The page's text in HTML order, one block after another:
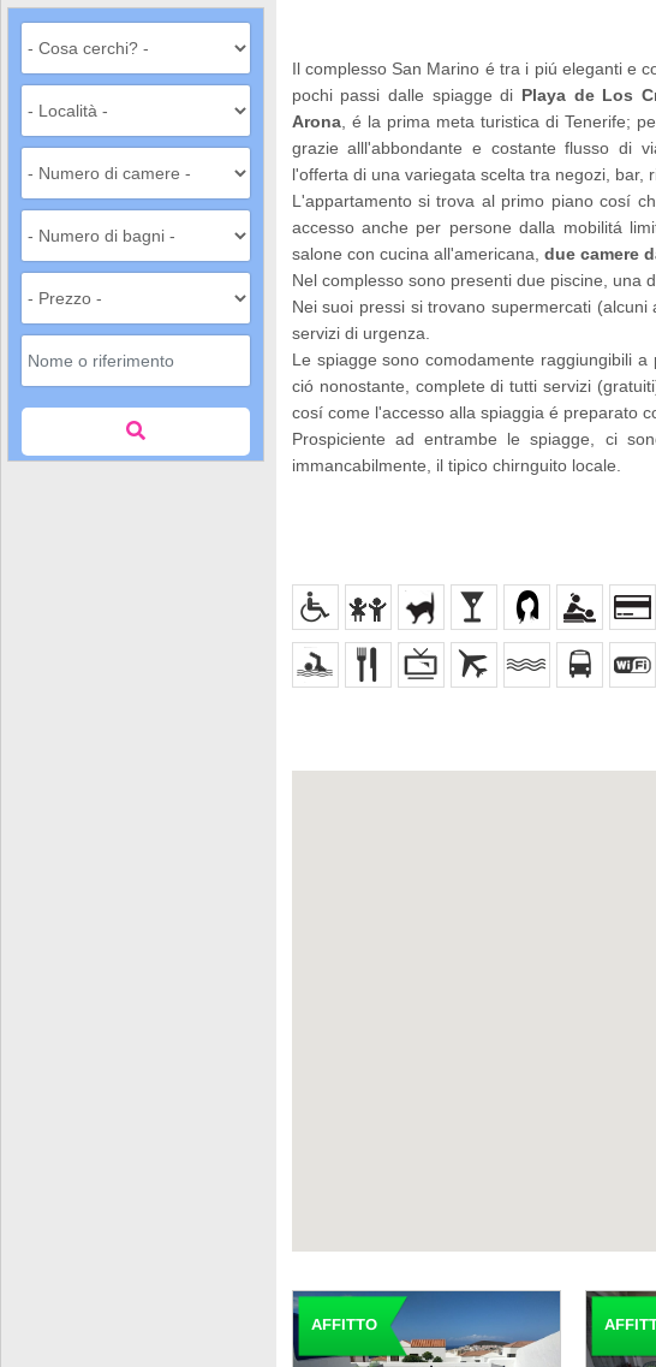
Il complesso San Marino é tra i piú eleganti e
pochi passi dalle spiagge di Playa de Los
Arona, é la prima meta turistica di Tenerife;
grazie alll'abbondante e costante flusso di
l'offerta di una variegata scelta tra negozi, bar,
L'appartamento si trova al primo piano cosí
accesso anche per persone dalla mobilitá
salone con cucina all'americana, due camere
Nel complesso sono presenti due piscine, una
Nei suoi pressi si trovano supermercati
servizi di urgenza.
Le spiagge sono comodamente raggiungibili
ció nonostante, complete di tutti servizi
cosí come l'accesso alla spiaggia é preparato
Prospiciente ad entrambe le spiagge, ci
immancabilmente, il tipico chirnguito locale.
AFFITTO